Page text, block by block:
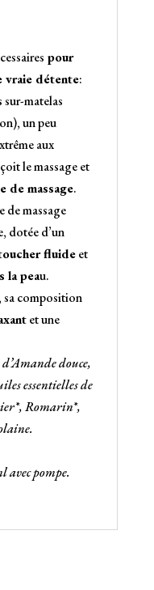
pour
vraie détente:
matelas
un peu
aux
le massage et
de massage.
de massage
dotée d’un
fluideet
la peau.
sa composition
et une
douce,
essentielles de
Romarin*,
pompe.